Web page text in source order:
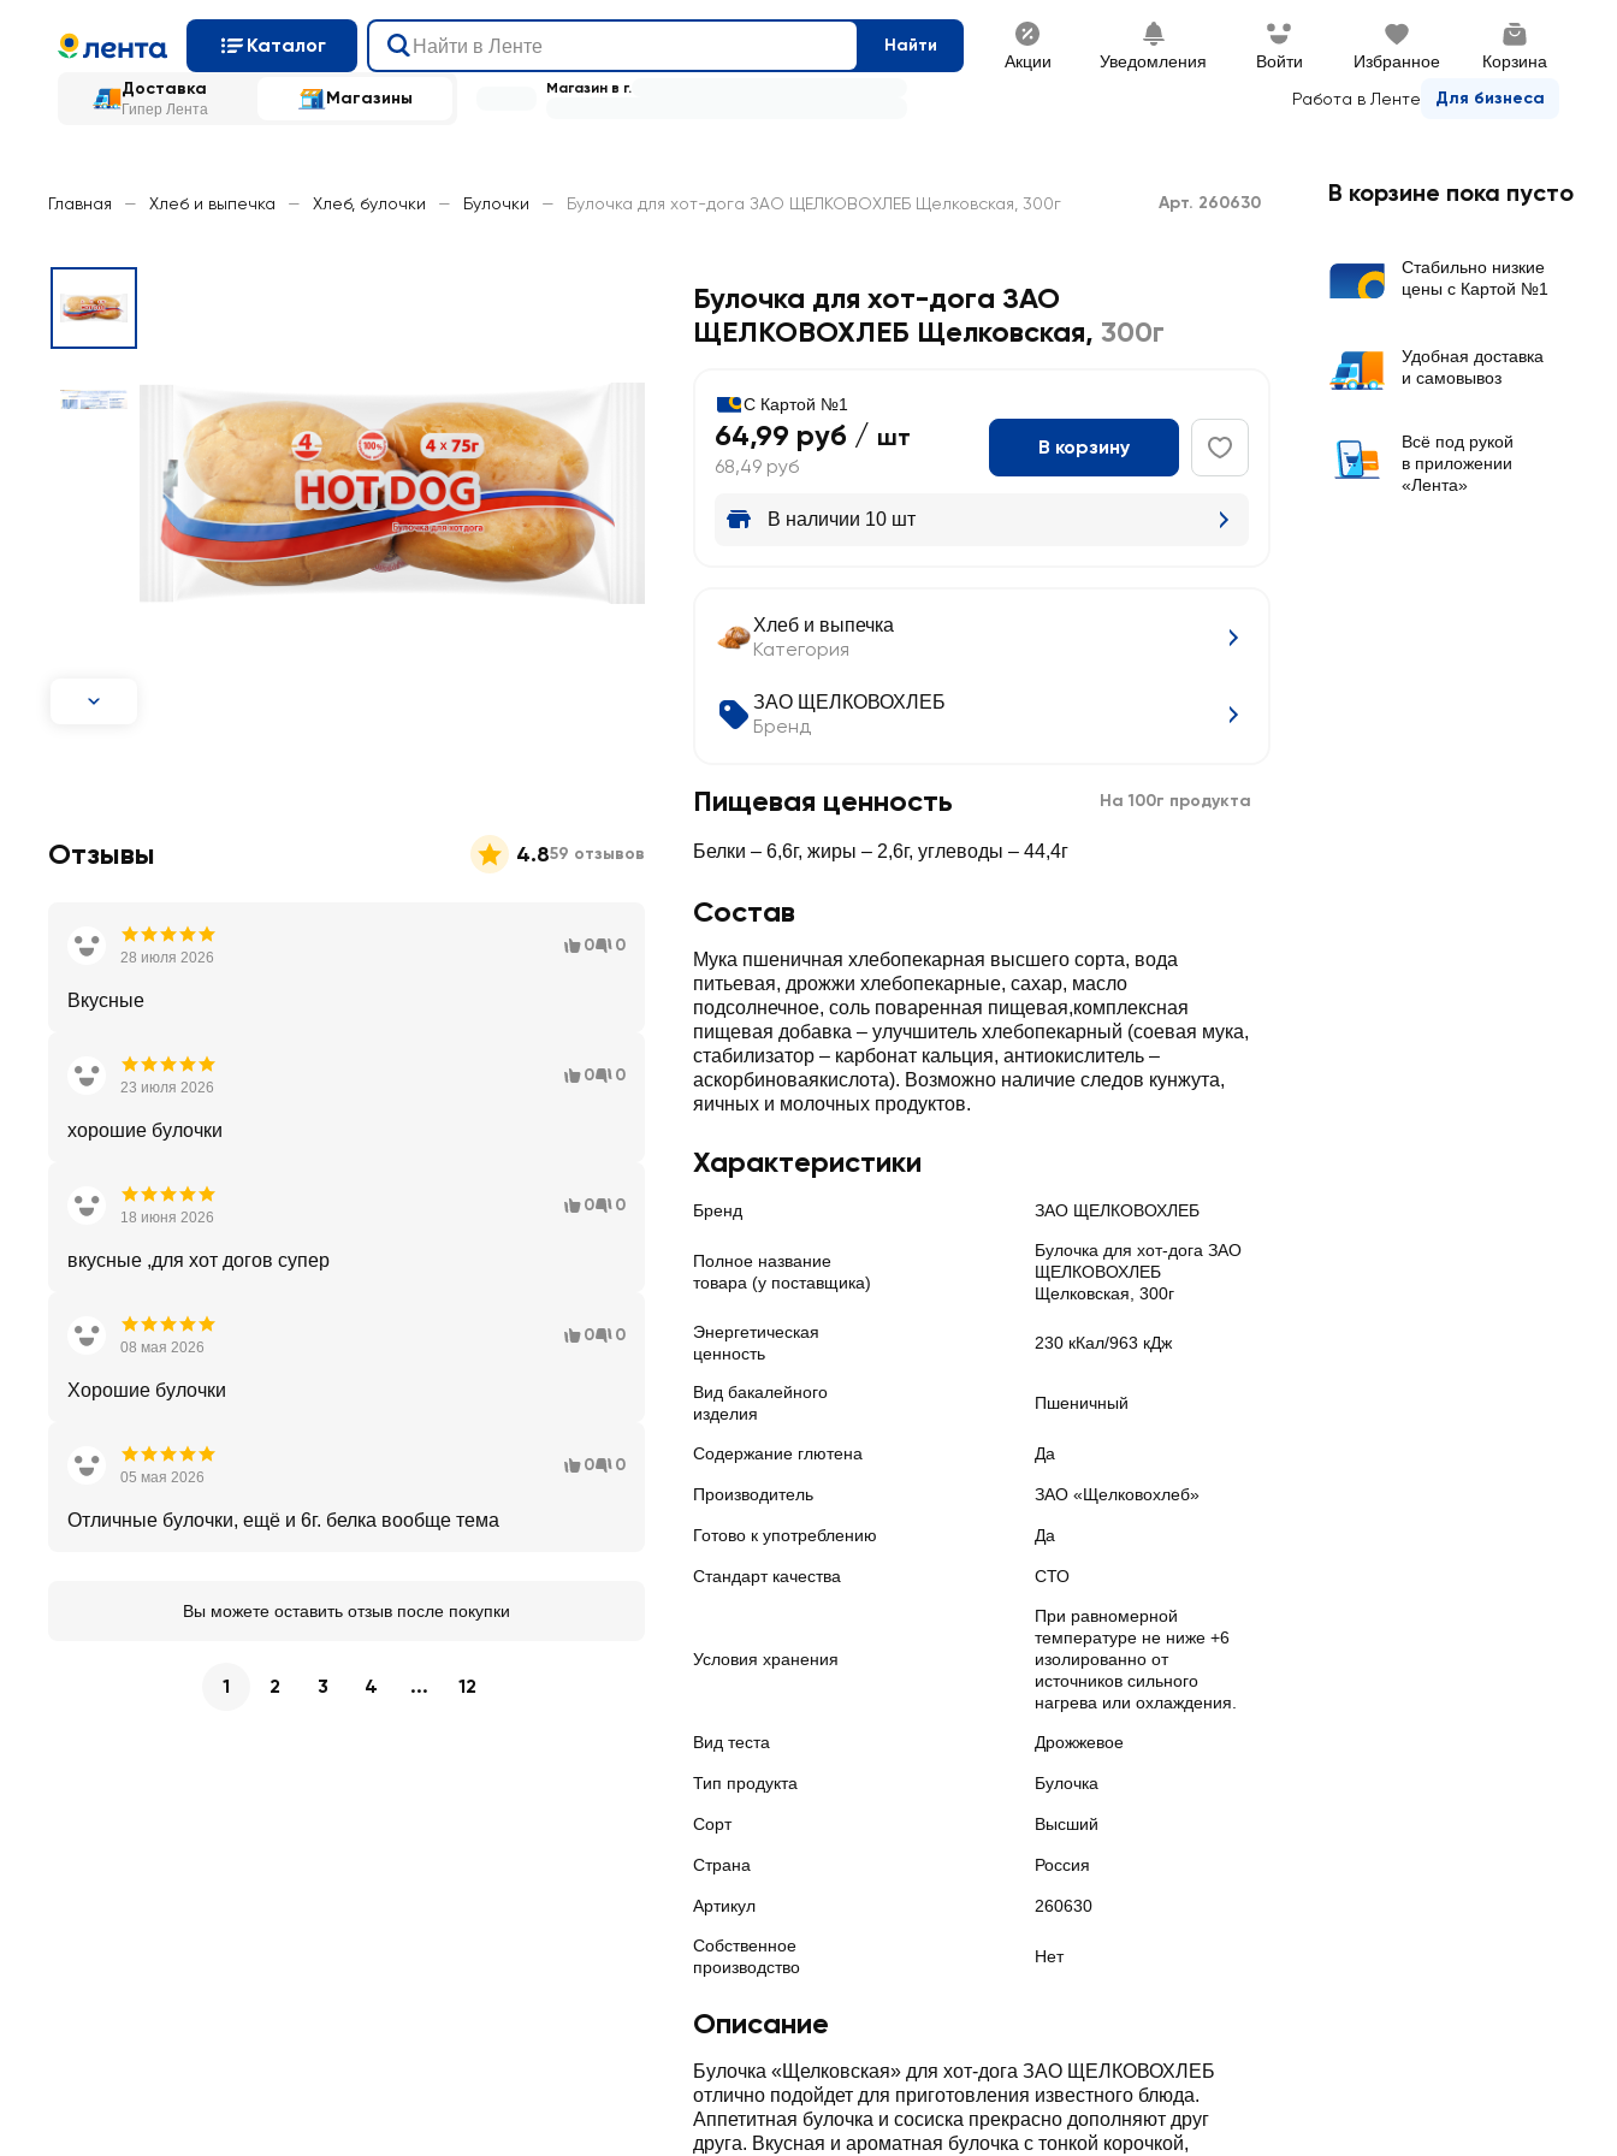
Каталог Найти
Акции Уведомления Войти Избранное Корзина
Доставка
Гипер Лента
Магазины Работа в Ленте Для бизнеса
Магазин в г.
Главная — Хлеб и выпечка — Хлеб, булочки — Булочки — Булочка для хот-дога ЗАО ЩЕЛКОВОХЛЕБ Щелковская, 300г Арт. 260630
Булочка для хот-дога ЗАО
ЩЕЛКОВОХЛЕБ Щелковская, 300г
С Картой №1
64,99 руб / шт
68,49 руб
В корзину
В наличии 10 шт
Хлеб и выпечка
Категория
ЗАО ЩЕЛКОВОХЛЕБ
Бренд
Пищевая ценность На 100г продукта
Белки – 6,6г, жиры – 2,6г, углеводы – 44,4г
Состав
Мука пшеничная хлебопекарная высшего сорта, вода
питьевая, дрожжи хлебопекарные, сахар, масло
подсолнечное, соль поваренная пищевая,комплексная
пищевая добавка – улучшитель хлебопекарный (соевая мука,
стабилизатор – карбонат кальция, антиокислитель –
аскорбиноваякислота). Возможно наличие следов кунжута,
яичных и молочных продуктов.
Характеристики
Бренд ЗАО ЩЕЛКОВОХЛЕБ
Полное название
товара (у поставщика)
Булочка для хот-дога ЗАО
ЩЕЛКОВОХЛЕБ
Щелковская, 300г
Энергетическая
ценность
230 кКал/963 кДж
Вид бакалейного
изделия
Пшеничный
Содержание глютена Да
Производитель ЗАО «Щелковохлеб»
Готово к употреблению Да
Стандарт качества СТО
Условия хранения
При равномерной
температуре не ниже +6
изолированно от
источников сильного
нагрева или охлаждения.
Вид теста Дрожжевое
Тип продукта Булочка
Сорт Высший
Страна Россия
Артикул 260630
Собственное
производство
Нет
Описание
Булочка «Щелковская» для хот-дога ЗАО ЩЕЛКОВОХЛЕБ
отлично подойдет для приготовления известного блюда.
Аппетитная булочка и сосиска прекрасно дополняют друг
друга. Вкусная и ароматная булочка с тонкой корочкой,
Отзывы 4.859 отзывов
28 июля 2026
0 0
Вкусные
23 июля 2026
0 0
хорошие булочки
18 июня 2026
0 0
вкусные ,для хот догов супер
08 мая 2026
0 0
Хорошие булочки
05 мая 2026
0 0
Отличные булочки, ещё и 6г. белка вообще тема
Вы можете оставить отзыв после покупки
1 2 3 4 ... 12
В корзине пока пусто
Стабильно низкие
цены с Картой №1
Удобная доставка
и самовывоз
Всё под рукой
в приложении
«Лента»